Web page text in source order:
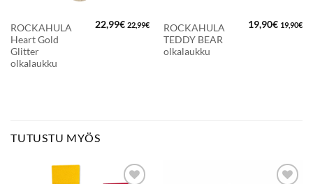
ROCKAHULA
Heart Gold
Glitter
olkalaukku
22,99€ 22,99€
ROCKAHULA
TEDDY BEAR
olkalaukku
19,90€ 19,90€
TUTUSTU MYÖS